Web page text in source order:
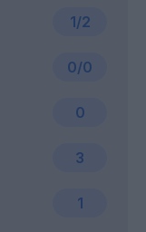
1/2
3
0/0
1
0